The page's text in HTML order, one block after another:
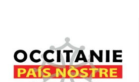
l’article